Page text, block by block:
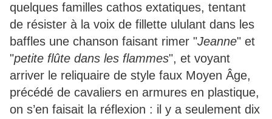
quelques familles cathos extatiques, tentant
de résister à la voix de fillette ululant dans les
baffles une chanson faisant rimer "Jeanne" et
"petite flûte dans les flammes", et voyant
arriver le reliquaire de style faux Moyen Âge,
précédé de cavaliers en armures en plastique,
on s’en faisait la réflexion : il y a seulement dix